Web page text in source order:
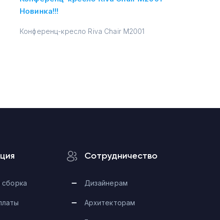
Новинка!!!
Конференц-кресло Riva Chair M2001
сборка
Сотрудничество
Дизайнерам
Архитекторам